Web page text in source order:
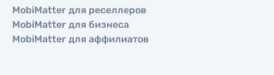
MobiMatter для реселлеров
MobiMatter для бизнеса
MobiMatter для аффилиатов